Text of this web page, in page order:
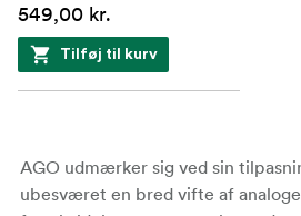
549,00 kr.
Tilføj til kurv
AGO udmærker sig ved sin
ubesværet en bred vifte af analoge